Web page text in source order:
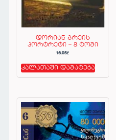
დორიან გრეის
პორტრეტი – 8 ტომი
16.95₾
კალათაში დამატება